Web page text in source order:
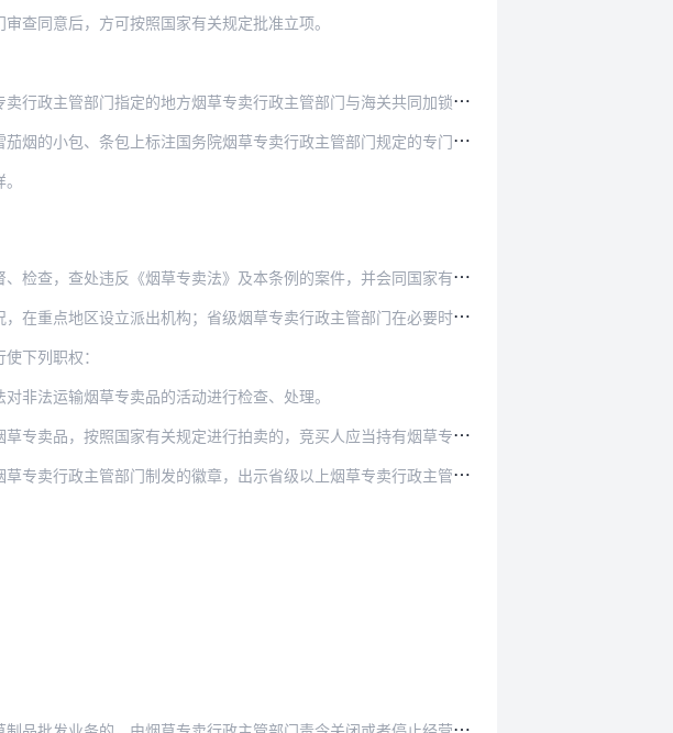
查同意后，方可按照国家有关规定批准立项。
方烟草专卖行政主管部门与海关共同加锁管理。海关凭国务院烟草专卖行政主管部…
小包、条包上标注国务院烟草专卖行政主管部门规定的专门标志。
专卖法》及本条例的案件，并会同国家有关部门查处烟草专卖品的走私贩私、假冒…
构；省级烟草专卖行政主管部门在必要时，可以向烟草专卖品生产、经营企业派驻…
下列职权：
非法运输烟草专卖品的活动进行检查、处理。
照国家有关规定进行拍卖的，竞买人应当持有烟草专卖批发企业许可证。
管部门制发的徽章，出示省级以上烟草专卖行政主管部门签发的检查证件。